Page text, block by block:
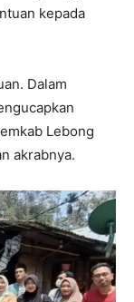
kepada
Dalam
Lebong
akrabnya.